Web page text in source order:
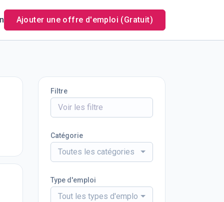
Ajouter une offre d'emploi (Gratuit)
Filtre
Catégorie
Toutes les catégories
Type d'emploi
Tout les types d'emploi